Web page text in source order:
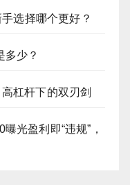
选择哪个更好？
多少？
杠杆下的双刃剑
光盈利即“违规”，